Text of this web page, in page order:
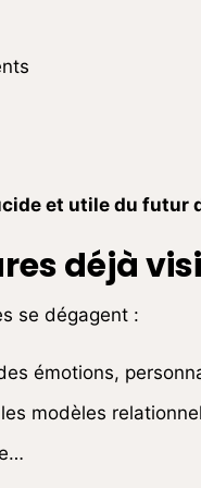
et utile du futur
déjà
se dégagent :
émotions,
les modèles